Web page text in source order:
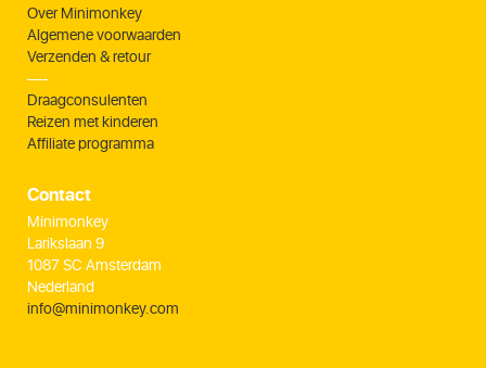
Over Minimonkey
Algemene voorwaarden
Verzenden & retour
—-
Draagconsulenten
Reizen met kinderen
Affiliate programma
Contact
Minimonkey
Larikslaan 9
1087 SC Amsterdam
Nederland
info@minimonkey.com